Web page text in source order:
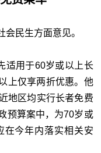
民生方面意见。
适用于60岁或以上长
上仅享两折优惠。他
地区均实行长者免费
预算案中，为70岁或
在今年内落实相关安